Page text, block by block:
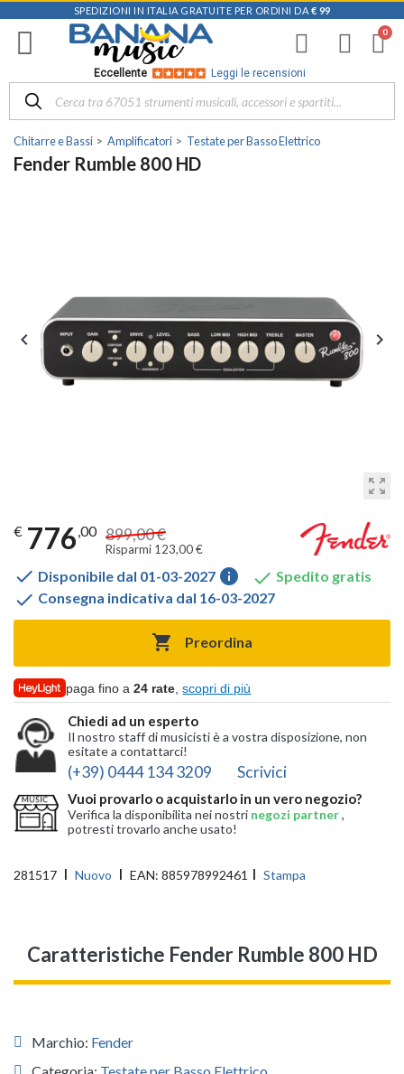
SPEDIZIONI IN ITALIA GRATUITE PER ORDINI DA € 99
Eccellente Leggi le recensioni
Chitarre e Bassi Amplificatori Testate per Basso Elettrico
Fender Rumble 800 HD
zoom_out_map
 
€ 776,00 899,00 €
Risparmi 123,00 €
 Disponibile dal 01-03-2027 info  Spedito gratis
 Consegna indicativa dal 16-03-2027
 Preordina
paga fino a24 rate ,scopri di più
Chiedi ad un esperto
Il nostro staff di musicisti è a vostra disposizione, non
esitate a contattarci!
(+39) 0444 134 3209 Scrivici
Vuoi provarlo o acquistarlo in un vero negozio?
Verifica la disponibilita nei nostri negozi partner,
potresti trovarlo anche usato!
281517 Nuovo EAN: 885978992461 Stampa
Caratteristiche Fender Rumble 800 HD
Marchio: Fender